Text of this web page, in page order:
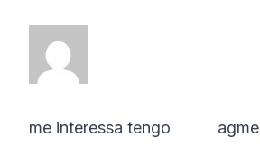
agme
me interessa tengo